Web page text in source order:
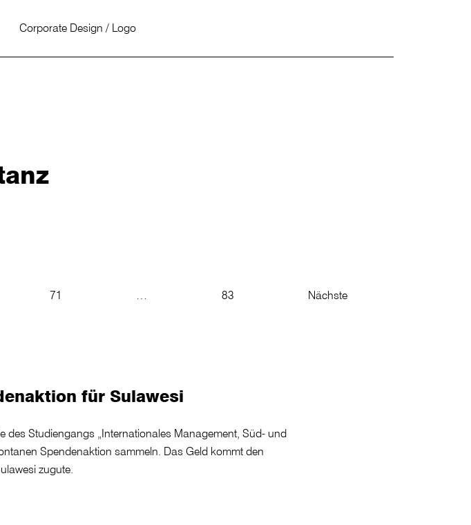
Corporate Design / Logo
71 83 Nächste
für Sulawesi
des Studiengangs „Internationales Management, Süd- und
Spendenaktion sammeln. Das Geld kommt den
zugute.